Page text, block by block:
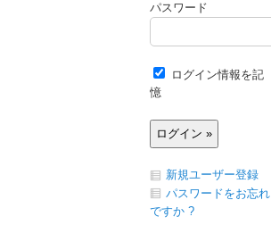
パスワード
ログイン情報を記
憶
新規ユーザー登録
パスワードをお忘れ
ですか ?